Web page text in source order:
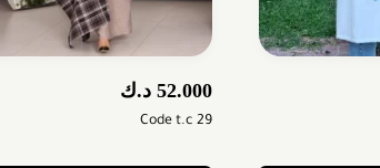
52.000 د.ك
Code t.c 29